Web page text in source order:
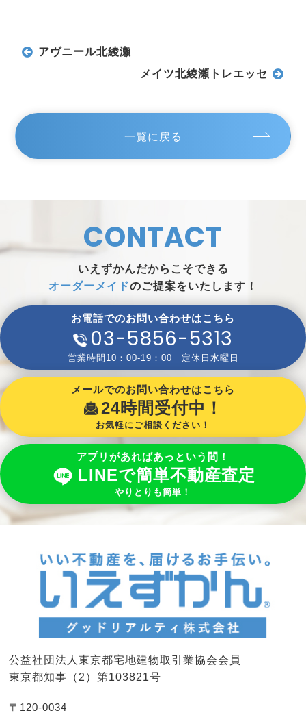
アヴニール北綾瀬
メイツ北綾瀬トレエッセ
一覧に戻る
CONTACT
いえずかんだからこそできる
オーダーメイドのご提案をいたします！
お電話でのお問い合わせはこちら
03-5856-5313
営業時間10：00-19：00 定休日水曜日
メールでのお問い合わせはこちら
24時間受付中！
お気軽にご相談ください！
アプリがあればあっという間！
LINEで簡単不動産査定
やりとりも簡単！
公益社団法人東京都宅地建物取引業協会会員
東京都知事（2）第103821号
〒120-0034